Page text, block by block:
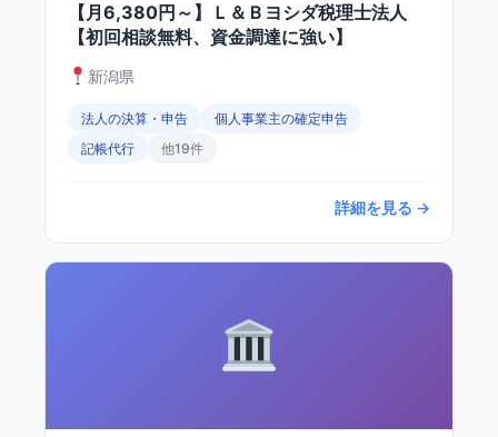
【月6,380円～】Ｌ＆Ｂヨシダ税理士法人
【初回相談無料、資金調達に強い】
新潟県
法人の決算・申告
個人事業主の確定申告
記帳代行
他19件
詳細を見る →